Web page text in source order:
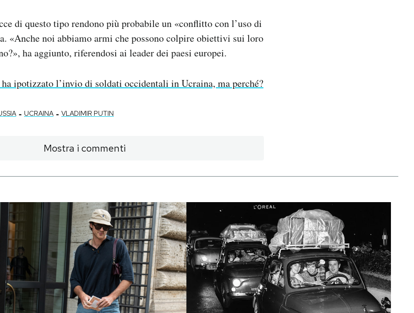
di questo tipo rendono più probabile un «conflitto con l’uso di
«Anche noi abbiamo armi che possono colpire obiettivi sui loro
ha aggiunto, riferendosi ai leader dei paesi europei.
ipotizzato l’invio di soldati occidentali in Ucraina, ma perché?
- UCRAINA - VLADIMIR PUTIN
Mostra i commenti